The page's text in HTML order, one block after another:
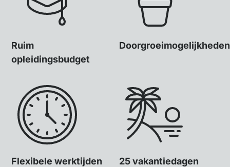
Ruim
opleidingsbudget
Doorgroeimogelijkheden
Flexibele werktijden 25 vakantiedagen